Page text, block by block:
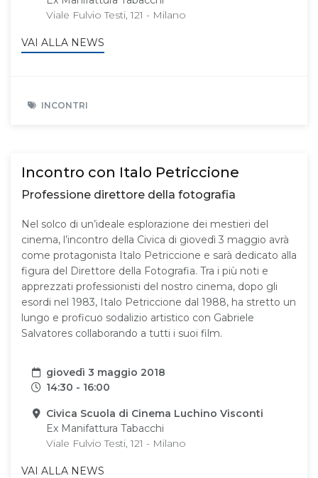
Viale Fulvio Testi, 121 - Milano
VAI ALLA NEWS
INCONTRI
Incontro con Italo Petriccione
Professione direttore della fotografia
Nel solco di un’ideale esplorazione dei mestieri del
cinema, l’incontro della Civica di giovedì 3 maggio avrà
come protagonista Italo Petriccione e sarà dedicato alla
figura del Direttore della Fotografia. Tra i più noti e
apprezzati professionisti del nostro cinema, dopo gli
esordi nel 1983, Italo Petriccione dal 1988, ha stretto un
lungo e proficuo sodalizio artistico con Gabriele
Salvatores collaborando a tutti i suoi film.
Data
giovedì 3 maggio 2018
Orari
14:30 - 16:00
Sede
Civica Scuola di Cinema Luchino Visconti
Ex Manifattura Tabacchi
Viale Fulvio Testi, 121 - Milano
VAI ALLA NEWS